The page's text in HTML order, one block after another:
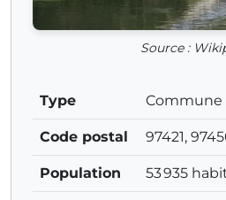
Source :
Type Commune
Code postal 97421,
Population 53 935